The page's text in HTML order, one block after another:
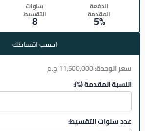
الدفعة
المقدمة
5%
سنوات
التقسيط
8
احسب اقساطك
سعر الوحدة:
النسبة المقدمة (%):
عدد سنوات التقسيط: